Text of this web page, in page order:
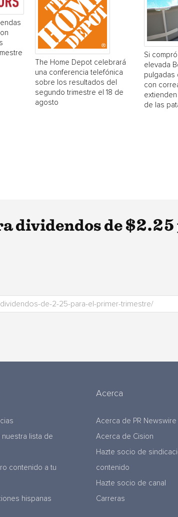
The Home Depot celebrará
una conferencia telefónica
sobre los resultados del
segundo trimestre el 18 de
agosto
Si
elevada
pulgadas
con
de las
dividendos de
nuestra lista de
contenido a tu
hispanas
Acerca
Acerca de PR Newswire
Acerca de Cision
Hazte socio de
contenido
Hazte socio de canal
Carreras